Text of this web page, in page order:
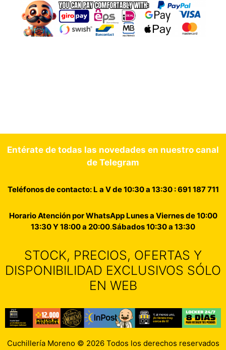
Entérate de todas las novedades en nuestro canal
de Telegram
Teléfonos de contacto: L a V de 10:30 a 13:30 : 691 187 711
Horario Atención por WhatsApp Lunes a Viernes de 10:00
13:30 Y 18:00 a 20:00.Sábados 10:30 a 13:30
STOCK, PRECIOS, OFERTAS Y
DISPONIBILIDAD EXCLUSIVOS SÓLO
EN WEB
Cuchillería Moreno © 2026 Todos los derechos reservados